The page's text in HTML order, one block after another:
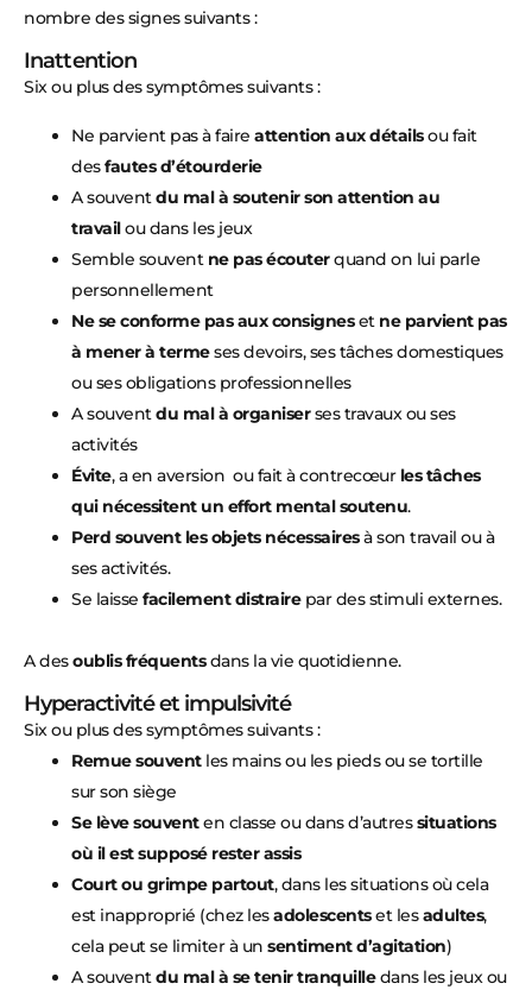
nombre des signes suivants :
Inattention
Six ou plus des symptômes suivants :
Ne parvient pas à faire attention aux détailsou fait
desfautes d’étourderie
A souventdu mal à soutenir son attention au
travailou dans les jeux
Semble souvent ne pas écouterquand on lui parle
personnellement
Ne se conforme pas aux consigneset ne parvient pas
à mener à termeses devoirs, ses tâches domestiques
ou ses obligations professionnelles
A souventdu mal à organiserses travaux ou ses
activités
Évite, a en aversion ou fait à contrecœur les tâches
qui nécessitent un effort mental soutenu.
Perd souvent les objets nécessairesà son travail ou à
ses activités.
Se laisse facilement distrairepar des stimuli externes.
A desoublis fréquentsdans la vie quotidienne.
Hyperactivité et impulsivité
Six ou plus des symptômes suivants :
Remue souventles mains ou les pieds ou se tortille
sur son siège
Se lève souventen classe ou dans d’autressituations
où il est supposé rester assis
Court ou grimpe partout, dans les situations où cela
est inapproprié (chez lesadolescentset lesadultes,
cela peut se limiter à un sentiment d’agitation)
A souventdu mal à se tenir tranquilledans les jeux ou